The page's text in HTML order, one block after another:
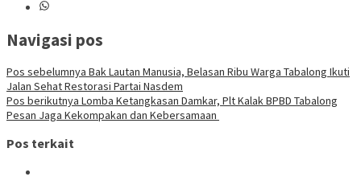
Navigasi pos
Pos sebelumnya Bak Lautan Manusia, Belasan Ribu Warga Tabalong Ikuti
Jalan Sehat Restorasi Partai Nasdem
Pos berikutnya Lomba Ketangkasan Damkar, Plt Kalak BPBD Tabalong
Pesan Jaga Kekompakan dan Kebersamaan
Pos terkait